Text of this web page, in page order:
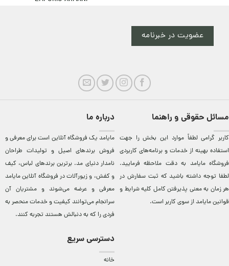
عضویت در خبرنامه
مسائل حقوقی و راهنما
کاربر گرامی لطفاً موارد این بخش را جهت
استفاده بهینه از خدمات و برنامه‌‏های کاربردی
فروشگاه مایامد به دقت ملاحظه فرمایید.
لطفا توجه داشته باشید که ثبت سفارش در
هر زمان به معنی پذیرفتن کامل کلیهشرایط و
قوانین مایامداز سوی کاربر است.
درباره ما
مایامد يک فروشگاه آنلاين است برای معرفی و
فروش برندهای اصيل و توليدات طراحان
نامدار دنيای مد. برترين‌ برندهای لباس، کيف
و کفش، و زيورآلات در فروشگاه آنلاين مایامد
معرفی و عرضه می‌شوند و مشتريان آن
سرانجام می‌توانند کيفيت و خدمات منحصر به
فردی را که به دنبالش هستند تجربه کنند.
دسترسی سریع
خانه